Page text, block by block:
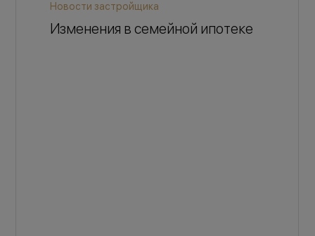
Новости застройщика
Изменения в семейной ипотеке